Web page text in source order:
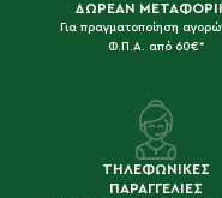
ΔΩΡΕΑΝ
Για πραγματοποίηση
Φ.Π.Α. από 60€*
ΤΗΛΕΦΩΝΙΚΕΣ
ΠΑΡΑΓΓΕΛΙΕΣ